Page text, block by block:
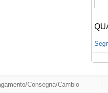
Consegna/Cambio